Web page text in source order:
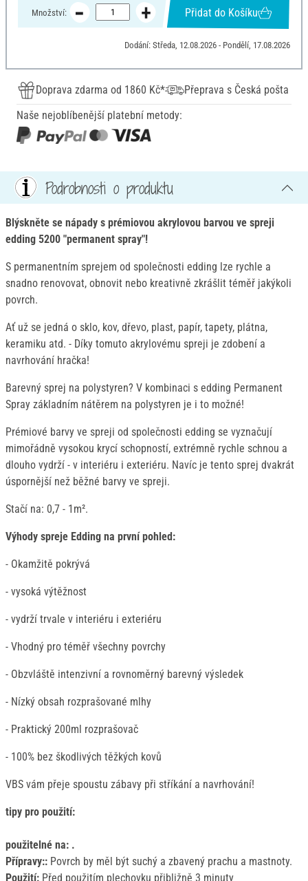
Množství: Přidat do Košíku
Dodání: Středa, 12.08.2026 - Pondělí, 17.08.2026
Doprava zdarma od 1860 Kč*
Přeprava s Česká pošta
Naše nejoblíbenější platební metody:
Podrobnosti o produktu
Blýskněte se nápady s prémiovou akrylovou barvou ve spreji
edding 5200 "permanent spray"!
S permanentním sprejem od společnosti edding lze rychle a
snadno renovovat, obnovit nebo kreativně zkrášlit téměř jakýkoli
povrch.
Ať už se jedná o sklo, kov, dřevo, plast, papír, tapety, plátna,
keramiku atd. - Díky tomuto akrylovému spreji je zdobení a
navrhování hračka!
Barevný sprej na polystyren? V kombinaci s edding Permanent
Spray základním nátěrem na polystyren je i to možné!
Prémiové barvy ve spreji od společnosti edding se vyznačují
mimořádně vysokou krycí schopností, extrémně rychle schnou a
dlouho vydrží - v interiéru i exteriéru. Navíc je tento sprej dvakrát
úspornější než běžné barvy ve spreji.
Stačí na: 0,7 - 1m².
Výhody spreje Edding na první pohled:
- Okamžitě pokrývá
- vysoká výtěžnost
- vydrží trvale v interiéru i exteriéru
- Vhodný pro téměř všechny povrchy
- Obzvláště intenzivní a rovnoměrný barevný výsledek
- Nízký obsah rozprašované mlhy
- Praktický 200ml rozprašovač
- 100% bez škodlivých těžkých kovů
VBS vám přeje spoustu zábavy při stříkání a navrhování!
tipy pro použití:
použitelné na: .
Přípravy:: Povrch by měl být suchý a zbavený prachu a mastnoty.
Použití: Před použitím plechovku přibližně 3 minuty